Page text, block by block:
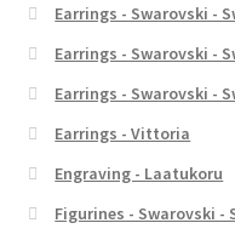
Earrings - Swarovski -
Earrings - Swarovski -
Earrings - Swarovski -
Earrings - Vittoria
Engraving - Laatukoru
Figurines - Swarovski